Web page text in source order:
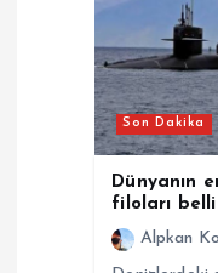
Son Dakika
Dünyanın
filoları
Alpkan